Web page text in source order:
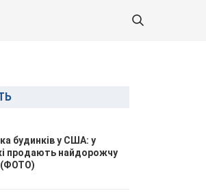
будинків у США: у
продають найдорожчу
(ФОТО)